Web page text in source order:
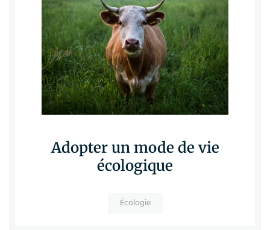
Adopter un mode de vie
écologique
Écologie